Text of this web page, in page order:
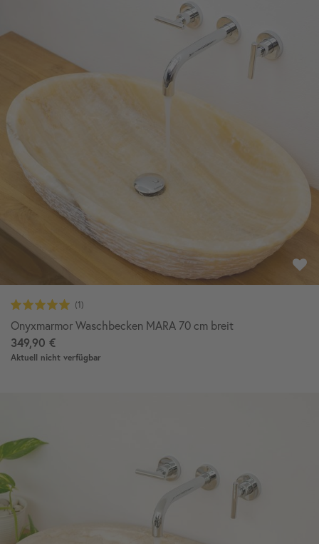
Onyxmarmor Waschbecken MARA 70 cm breit
349,90 €
Aktuell nicht verfügbar